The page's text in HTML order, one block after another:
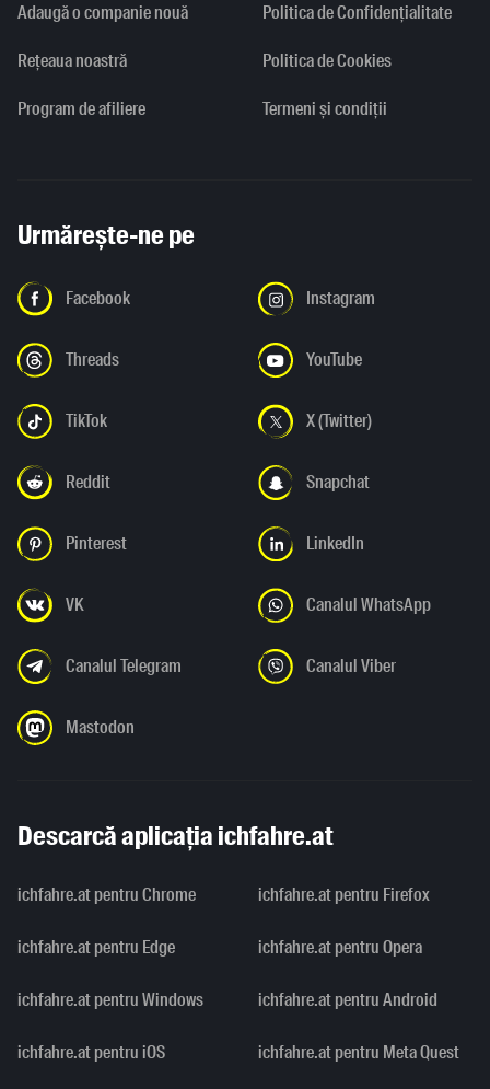
Adaugă o companie nouă
Rețeaua noastră
Program de afiliere
Politica de Confidențialitate
Politica de Cookies
Termeni și condiții
Urmărește-ne pe
Facebook Instagram
Threads YouTube
TikTok X (Twitter)
Reddit Snapchat
Pinterest LinkedIn
VK Canalul WhatsApp
Canalul Telegram Canalul Viber
Mastodon
Descarcă aplicația ichfahre.at
ichfahre.at pentru Chrome ichfahre.at pentru Firefox
ichfahre.at pentru Edge ichfahre.at pentru Opera
ichfahre.at pentru Windows ichfahre.at pentru Android
ichfahre.at pentru iOS ichfahre.at pentru Meta Quest